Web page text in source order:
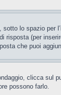
lo spazio per
(per
che puoi
clicca sul
possono farlo.